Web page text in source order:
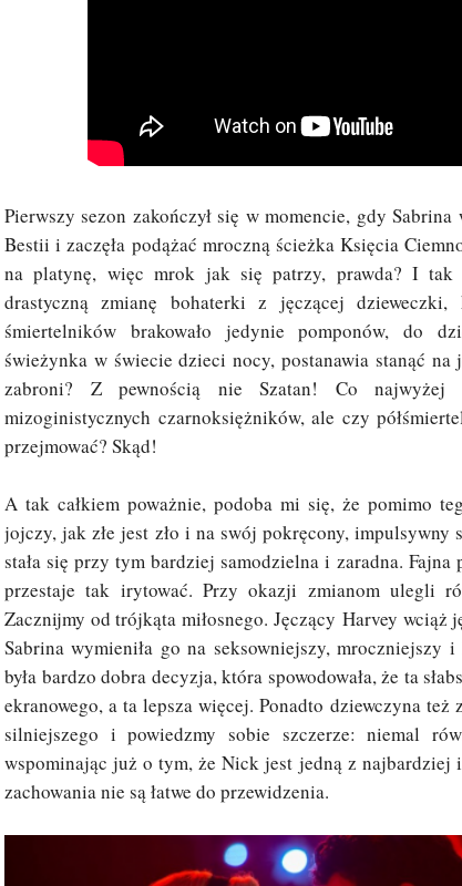
Pierwszy sezon zakończył się w momencie, gdy
Bestii i zaczęła podążać mroczną ścieżka Księcia
na platynę, więc mrok jak się patrzy, prawda? I tak
drastyczną zmianę bohaterki z jęczącej
śmiertelników brakowało jedynie pomponów, do
świeżynka w świecie dzieci nocy, postanawia stanąć
zabroni? Z pewnością nie Szatan! Co
mizoginistycznych czarnoksiężników, ale czy
przejmować? Skąd!
A tak całkiem poważnie, podoba mi się, że pomimo
jojczy, jak złe jest zło i na swój pokręcony, impulsywny
stała się przy tym bardziej samodzielna i zaradna.
przestaje tak irytować. Przy okazji zmianom ulegli
Zacznijmy od trójkąta miłosnego. Jęczący Harvey wciąż
Sabrina wymieniła go na seksowniejszy, mroczniejszy
była bardzo dobra decyzja, która spowodowała, że ta
ekranowego, a ta lepsza więcej. Ponadto dziewczyna
silniejszego i powiedzmy sobie szczerze: niemal
wspominając już o tym, że Nick jest jedną z najbardziej
zachowania nie są łatwe do przewidzenia.